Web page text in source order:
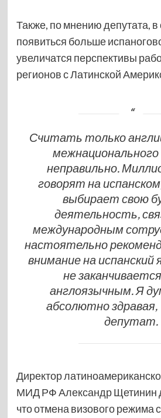
Также, по мнению депутата, в
появиться больше
увеличатся перспективы
регионов с Латинской
Считать только
неправильно.
говорят на
выбирает свою
деятельность,
международным
настоятельно
внимание на
не
англоязычным. Я
абсолютно здравая,
депутат.
Директор
МИД РФ Александр Щетинин
что отмена визового режима